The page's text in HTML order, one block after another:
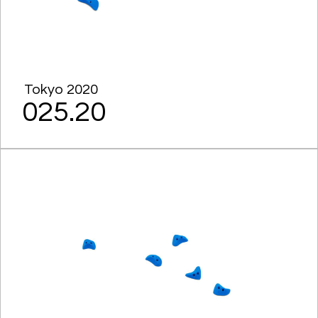
Tokyo 2020
025.20